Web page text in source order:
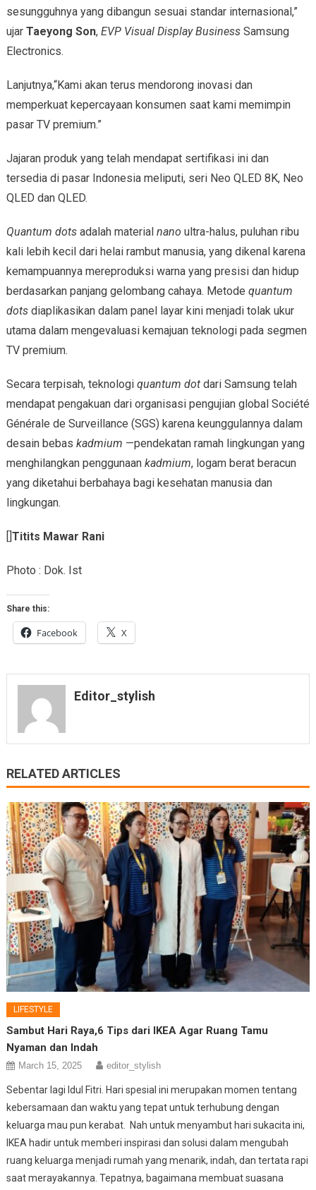
sesungguhnya yang dibangun sesuai standar internasional,”
ujar Taeyong Son, EVP Visual Display BusinessSamsung
Electronics.
Lanjutnya,“Kami akan terus mendorong inovasi dan
memperkuat kepercayaan konsumen saat kami memimpin
pasar TV premium.”
Jajaran produk yang telah mendapat sertifikasi ini dan
tersedia di pasar Indonesia meliputi, seri Neo QLED 8K, Neo
QLED dan QLED.
Quantum dotsadalah material nano ultra-halus, puluhan ribu
kali lebih kecil dari helai rambut manusia, yang dikenal karena
kemampuannya mereproduksi warna yang presisi dan hidup
berdasarkan panjang gelombang cahaya. Metode quantum
dotsdiaplikasikan dalam panel layar kini menjadi tolak ukur
utama dalam mengevaluasi kemajuan teknologi pada segmen
TV premium.
Secara terpisah, teknologi quantum dotdari Samsung telah
mendapat pengakuan dari organisasi pengujian global Société
Générale de Surveillance (SGS) karena keunggulannya dalam
desain bebas kadmium —pendekatan ramah lingkungan yang
menghilangkan penggunaan kadmium, logam berat beracun
yang diketahui berbahaya bagi kesehatan manusia dan
lingkungan.
Titits Mawar Rani
Photo : Dok. Ist
Share this:
Facebook X
Editor_stylish
RELATED ARTICLES
LIFESTYLE
Sambut Hari Raya,6 Tips dari IKEA Agar Ruang Tamu
Nyaman dan Indah
March 15, 2025 editor_stylish
Sebentar lagi Idul Fitri. Hari spesial ini merupakan momen tentang
kebersamaan dan waktu yang tepat untuk terhubung dengan
keluarga mau pun kerabat. Nah untuk menyambut hari sukacita ini,
IKEA hadir untuk memberi inspirasi dan solusi dalam mengubah
ruang keluarga menjadi rumah yang menarik, indah, dan tertata rapi
saat merayakannya. Tepatnya, bagaimana membuat suasana